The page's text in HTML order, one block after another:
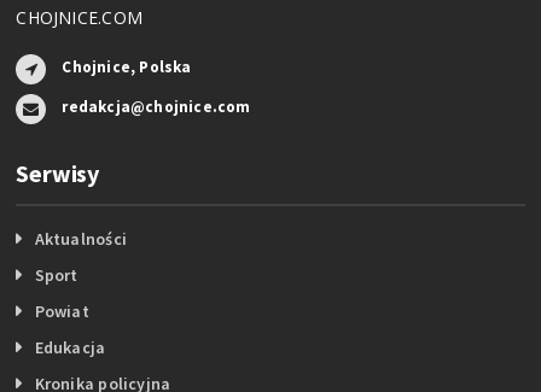
CHOJNICE.COM
Chojnice, Polska
redakcja@chojnice.com
Serwisy
Aktualności
Sport
Powiat
Edukacja
Kronika policyjna